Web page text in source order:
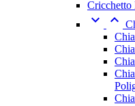
Cricchetto
 